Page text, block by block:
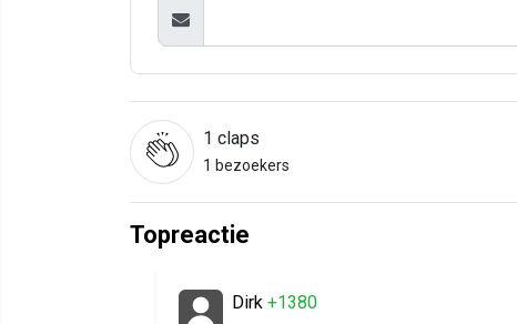
1 claps
1 bezoekers
Topreactie
Dirk +1380